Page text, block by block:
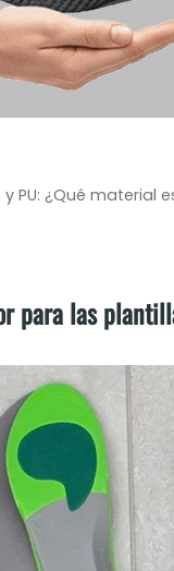
y PU: ¿Qué
para las